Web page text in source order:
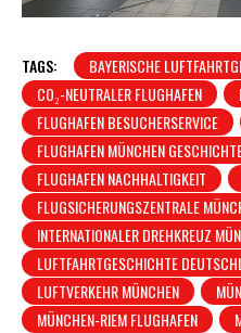
TAGS:
BAYERISCHE
CO₂-NEUTRALER FLUGHAFEN
FLUGHAFEN BESUCHERSERVICE
FLUGHAFEN MÜNCHEN
FLUGHAFEN NACHHALTIGKEIT
FLUGSICHERUNGSZENTRALE
INTERNATIONALER DREHKREUZ
LUFTFAHRTGESCHICHTE
LUFTVERKEHR MÜNCHEN
MÜNCHEN-RIEM FLUGHAFEN